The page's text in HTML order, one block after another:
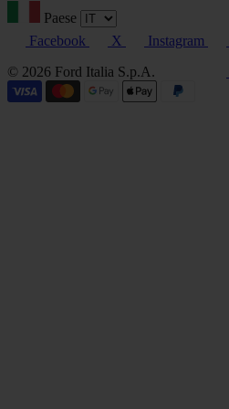
Paese
Facebook
X Instagram
© 2026 Ford Italia S.p.A.